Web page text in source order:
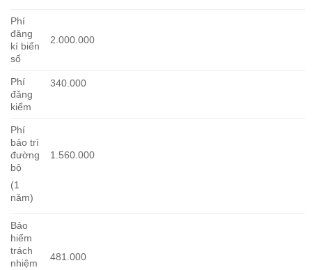
Phí
đăng
kí biển
số
2.000.000
Phí
đăng
kiểm
340.000
Phí
bảo trì
đường
bộ
(1
năm)
1.560.000
Bảo
hiểm
trách
nhiệm
481.000